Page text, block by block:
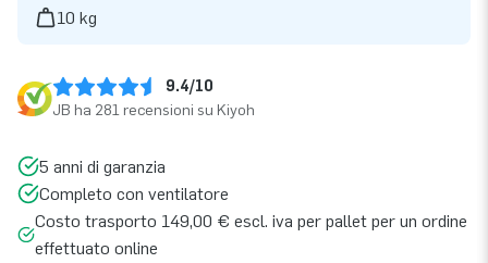
10 kg
9.4/10
JB ha 281 recensioni su Kiyoh
5 anni di garanzia
Completo con ventilatore
Costo trasporto 149,00 € escl. iva per pallet per un ordine
effettuato online